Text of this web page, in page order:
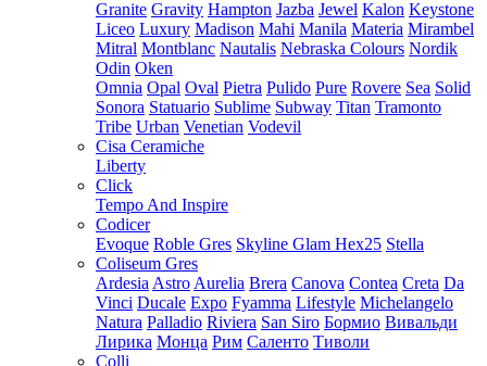
Granite Gravity Hampton Jazba Jewel Kalon Keystone
Liceo Luxury Madison Mahi Manila Materia Mirambel
Mitral Montblanc Nautalis Nebraska Colours Nordik
Odin Oken
Omnia Opal Oval Pietra Pulido Pure Rovere Sea Solid
Sonora Statuario Sublime Subway Titan Tramonto
Tribe Urban Venetian Vodevil
Cisa Ceramiche
Liberty
Click
Tempo And Inspire
Codicer
Evoque Roble Gres Skyline Glam Hex25 Stella
Coliseum Gres
Ardesia Astro Aurelia Brera Canova Contea Creta Da
Vinci Ducale Expo Fyamma Lifestyle Michelangelo
Natura Palladio Riviera San Siro Бормио Вивальди
Лирика Монца Рим Саленто Тиволи
Colli